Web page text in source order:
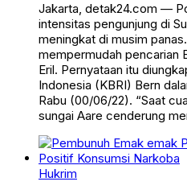
Jakarta, detak24.com —
intensitas pengunjung di
meningkat di musim
mempermudah pencarian
Eril. Pernyataan itu
Indonesia (KBRI) Bern
Rabu (00/06/22). “Saat
sungai Aare cenderung
Hukrim